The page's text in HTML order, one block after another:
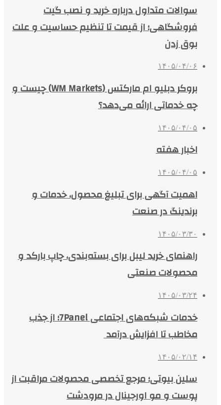
سوالات متداول درباره خرید و نصب گیت
فروشگاهی؛ از قیمت تا تنظیم حساسیت و علت
بوق زدن
۱۴۰۵/۰۴/۰۶
بروکر دبلیو ام مارکتس (WM Markets) چیست و
چه خدماتی ارائه می‌دهد؟
۱۴۰۵/۰۴/۰۵
اخبار هفته
۱۴۰۵/۰۴/۰۵
اهمیت آگهی برای تبلیغ محصول، خدمات و
برندینگ در صنعت
۱۴۰۵/۰۳/۳۰
راهنمای خرید لیبل برای بسته‌بندی، چاپ بارکد و
محصولات صنعتی
۱۴۰۵/۰۳/۲۴
خدمات شبکه‌های اجتماعی 7Panel؛ از جذب
مخاطب تا افزایش درآمد
۱۴۰۵/۰۲/۱۴
سلین بیوتی؛ مرجع تخصصی محصولات مراقبت از
پوست و مو اورجینال در مرودشت